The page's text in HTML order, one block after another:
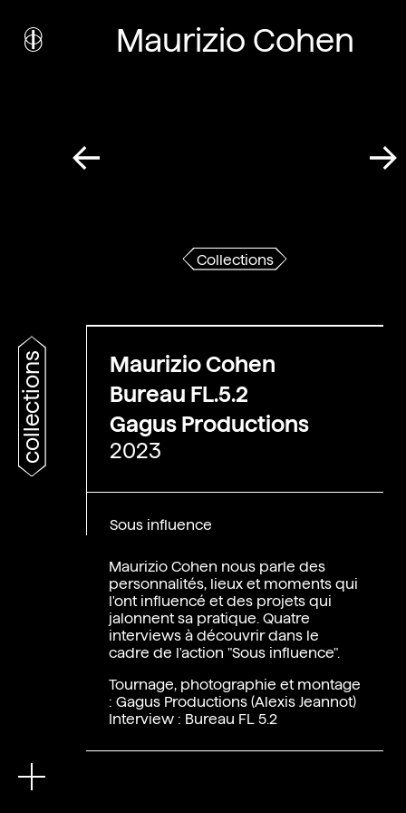
collections
i nstitutculturel
Maurizio Cohen
Collections
Maurizio Cohen nous parle des
personnalités, lieux et moments qui
l'ont influencé et des projets qui
jalonnent sa pratique. Quatre
interviews à découvrir dans le
cadre de l'action "Sous influence".
Tournage, photographie et montage
: Gagus Productions (Alexis Jeannot)
Interview : Bureau FL 5.2
Maurizio Cohen
Bureau FL.5.2
Gagus Productions
2023
Sous influence